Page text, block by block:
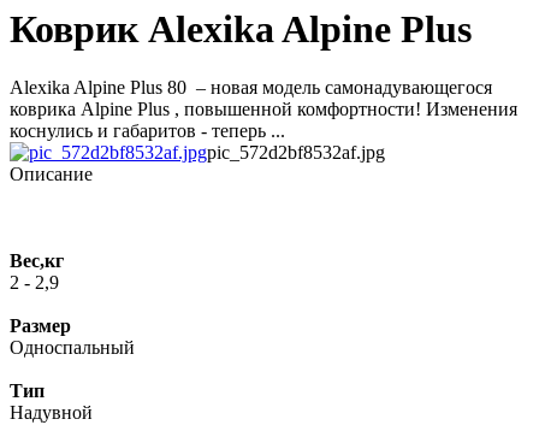
Коврик Alexika Alpine Plus
Alexika Alpine Plus 80 – новая модель самонадувающегося
коврика Alpine Plus , повышенной комфортности! Изменения
коснулись и габаритов - теперь ...
pic_572d2bf8532af.jpg
Описание
Вес,кг
2 - 2,9
Размер
Односпальный
Тип
Надувной